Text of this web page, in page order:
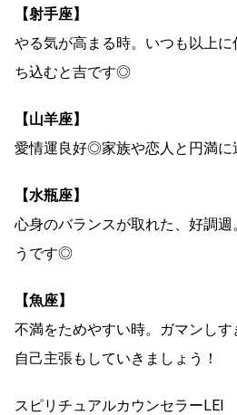
【射手座】
やる気が高まる時。いつも以上
ち込むと吉です◎
【山羊座】
愛情運良好◎家族や恋人と円満に
【水瓶座】
心身のバランスが取れた、好調
うです◎
【魚座】
不満をためやすい時。ガマンし
自己主張もしていきましょう！
スピリチュアルカウンセラーLEI